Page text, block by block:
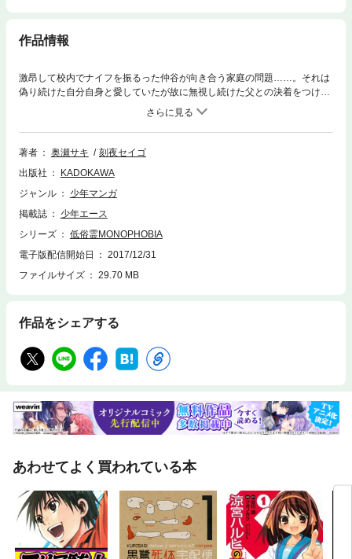
作品情報
激昂して校内でナイフを振るった仲谷が向き合う家庭の問題……。それは
偽り続けた自分自身と愛していたが故に無視し続けた父との決着をつける
こと。表面上は裕福で幸福な家庭の目を背けていた実態が悪霊を産む!!
著者 奥瀬サキ
刻夜セイゴ
出版社
KADOKAWA
ジャンル
少年マンガ
掲載誌
少年エース
シリーズ
低俗霊MONOPHOBIA
電子版配信開始日
2017/12/31
ファイルサイズ
29.70 MB
作品をシェアする
あわせてよく買われている本